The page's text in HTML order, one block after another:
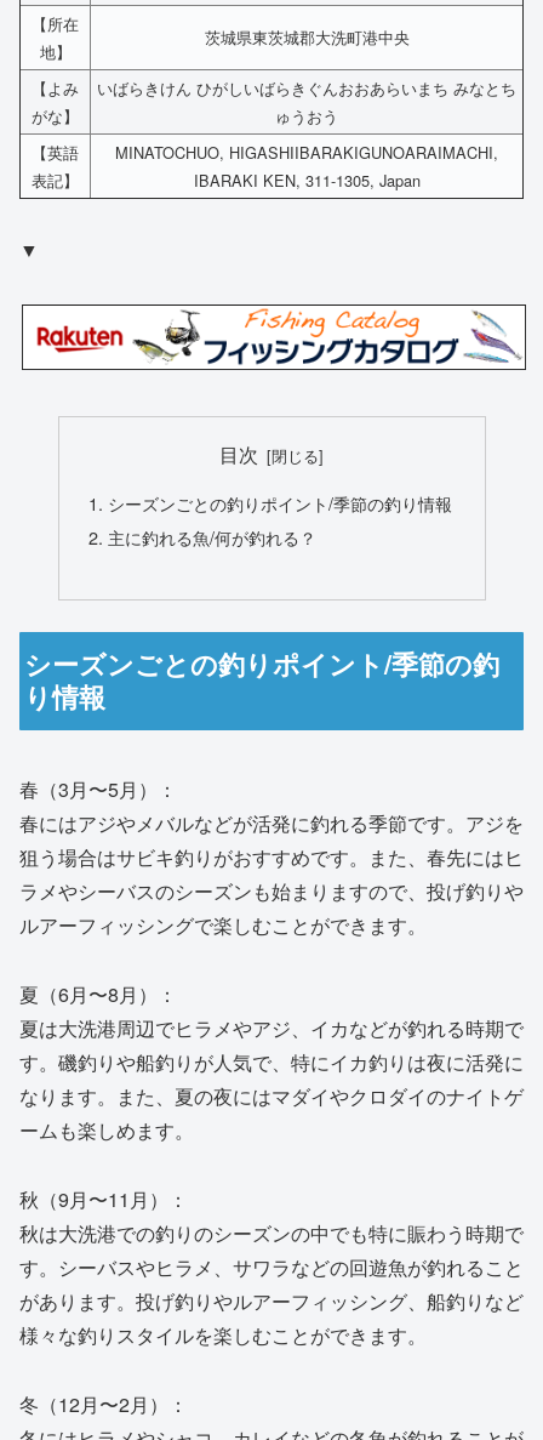
【所在
地】
茨城県東茨城郡大洗町港中央
【よみ
がな】
いばらきけん ひがしいばらきぐんおおあらいまち みなとち
ゅうおう
【英語
表記】
MINATOCHUO, HIGASHIIBARAKIGUNOARAIMACHI,
IBARAKI KEN, 311-1305, Japan
▼
目次
シーズンごとの釣りポイント/季節の釣り情報
主に釣れる魚/何が釣れる？
シーズンごとの釣りポイント/季節の釣
り情報
春（3月〜5月）：
春にはアジやメバルなどが活発に釣れる季節です。アジを
狙う場合はサビキ釣りがおすすめです。また、春先にはヒ
ラメやシーバスのシーズンも始まりますので、投げ釣りや
ルアーフィッシングで楽しむことができます。
夏（6月〜8月）：
夏は大洗港周辺でヒラメやアジ、イカなどが釣れる時期で
す。磯釣りや船釣りが人気で、特にイカ釣りは夜に活発に
なります。また、夏の夜にはマダイやクロダイのナイトゲ
ームも楽しめます。
秋（9月〜11月）：
秋は大洗港での釣りのシーズンの中でも特に賑わう時期で
す。シーバスやヒラメ、サワラなどの回遊魚が釣れること
があります。投げ釣りやルアーフィッシング、船釣りなど
様々な釣りスタイルを楽しむことができます。
冬（12月〜2月）：